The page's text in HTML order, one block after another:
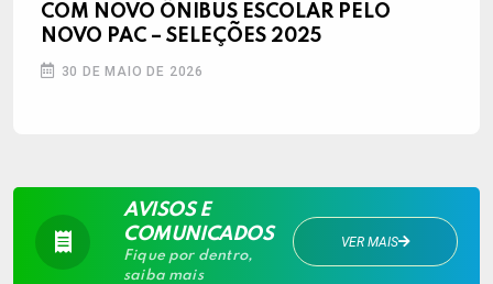
COM NOVO ÔNIBUS ESCOLAR PELO
NOVO PAC – SELEÇÕES 2025
30 DE MAIO DE 2026
AVISOS E
COMUNICADOS
Fique por dentro,
saiba mais
VER MAIS